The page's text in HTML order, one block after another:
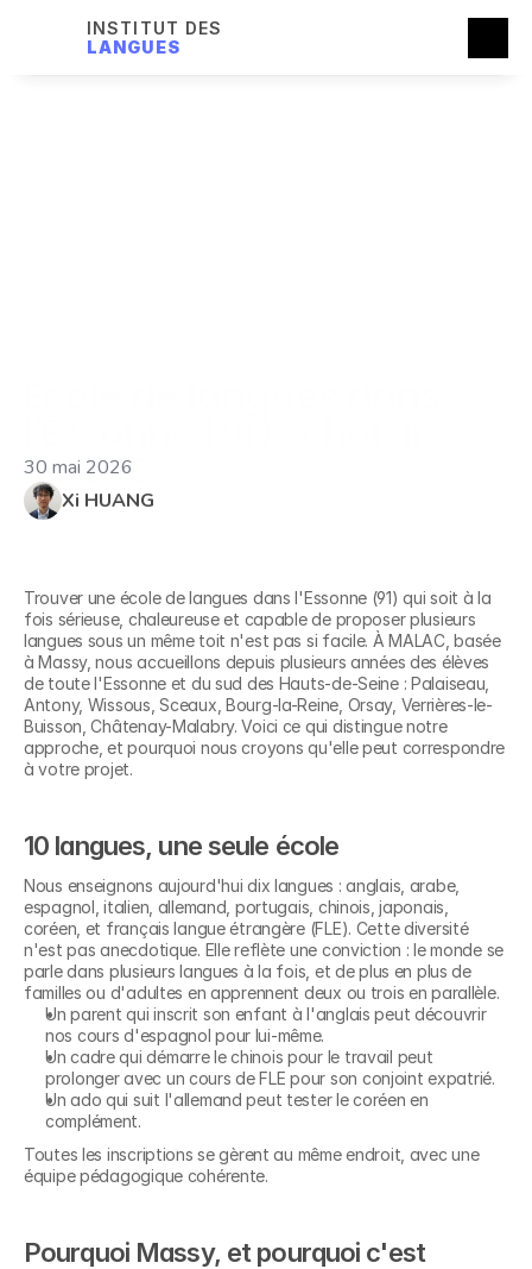
INSTITUT DES
LANGUES
MALAC
Xi HUANG
30 mai 2026
Trouver une école de langues dans l'Essonne (91) qui soit à la
fois sérieuse, chaleureuse et capable de proposer plusieurs
langues sous un même toit n'est pas si facile. À MALAC, basée
à Massy, nous accueillons depuis plusieurs années des élèves
de toute l'Essonne et du sud des Hauts-de-Seine : Palaiseau,
Antony, Wissous, Sceaux, Bourg-la-Reine, Orsay, Verrières-le-
Buisson, Châtenay-Malabry. Voici ce qui distingue notre
approche, et pourquoi nous croyons qu'elle peut correspondre
à votre projet.
10 langues, une seule école
Nous enseignons aujourd'hui dix langues : anglais, arabe,
espagnol, italien, allemand, portugais, chinois, japonais,
coréen, et français langue étrangère (FLE). Cette diversité
n'est pas anecdotique. Elle reflète une conviction : le monde se
parle dans plusieurs langues à la fois, et de plus en plus de
familles ou d'adultes en apprennent deux ou trois en parallèle.
Un parent qui inscrit son enfant à l'anglais peut découvrir
nos cours d'espagnol pour lui-même.
Un cadre qui démarre le chinois pour le travail peut
prolonger avec un cours de FLE pour son conjoint expatrié.
Un ado qui suit l'allemand peut tester le coréen en
complément.
Toutes les inscriptions se gèrent au même endroit, avec une
équipe pédagogique cohérente.
Pourquoi Massy, et pourquoi c'est